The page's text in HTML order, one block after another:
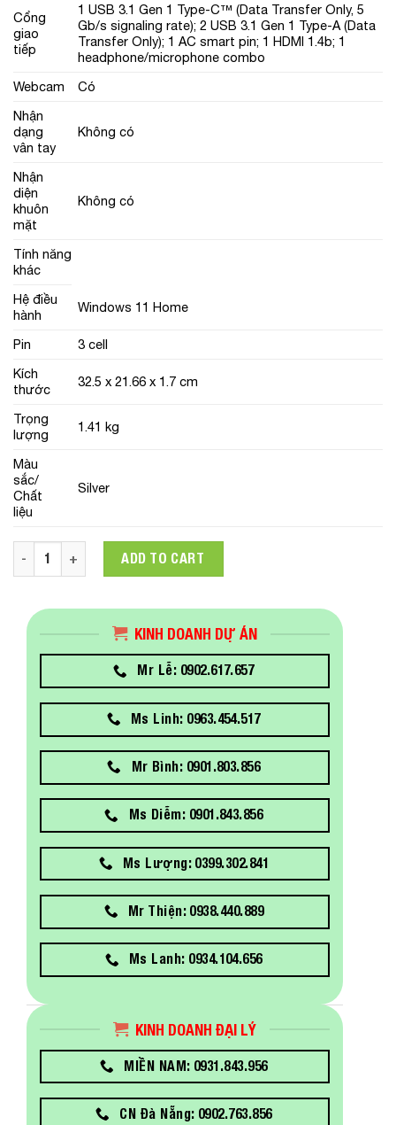
Cổng
giao
tiếp
1 USB 3.1 Gen 1 Type-C™ (Data Transfer Only, 5
Gb/s signaling rate); 2 USB 3.1 Gen 1 Type-A (Data
Transfer Only); 1 AC smart pin; 1 HDMI 1.4b; 1
headphone/microphone combo
Webcam
Có
Nhận
dạng
vân tay
Không có
Nhận
diện
khuôn
mặt
Không có
Tính năng
khác
Hệ điều
hành
Windows 11 Home
Pin
3 cell
Kích
thước
32.5 x 21.66 x 1.7 cm
Trọng
lượng
1.41 kg
Màu
sắc/
Chất
liệu
Silver
Laptop HP Pavilion 14-dv2036TU 6K772PA (i5-1235U/ 8Gb/
ADD TO CART
KINH DOANH DỰ ÁN
Mr Lễ: 0902.617.657
Ms Linh: 0963.454.517
Mr Bình: 0901.803.856
Ms Diễm: 0901.843.856
Ms Lượng: 0399.302.841
Mr Thiện: 0938.440.889
Ms Lanh: 0934.104.656
KINH DOANH ĐẠI LÝ
MIỀN NAM: 0931.843.956
CN Đà Nẵng: 0902.763.856